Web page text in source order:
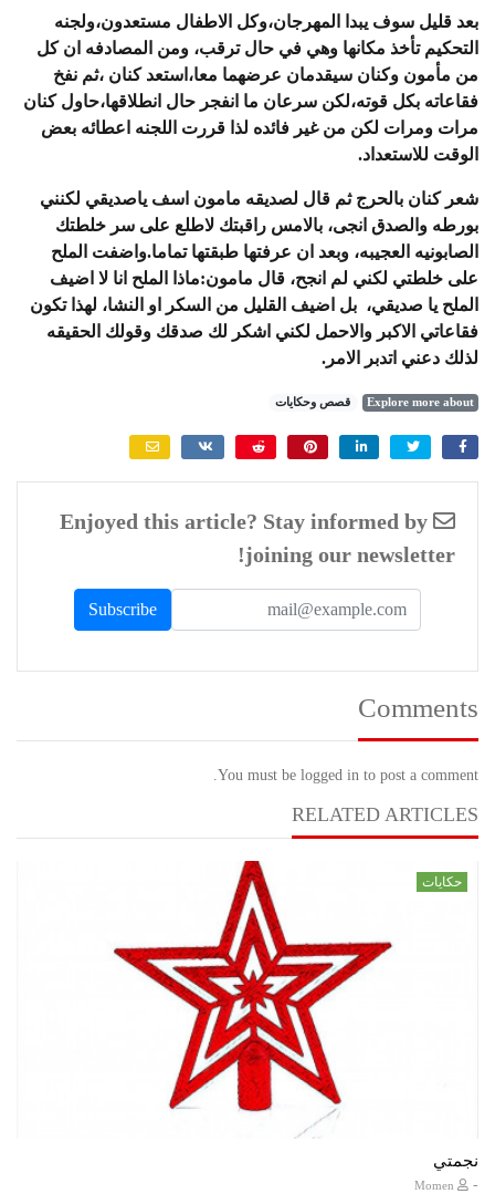
بعد قليل سوف يبدا المهرجان،وكل الاطفال مستعدون،ولجنه
التحكيم تأخذ مكانها وهي في حال ترقب، ومن المصادفه ان كل
من مأمون وكنان سيقدمان عرضهما معا،استعد كنان ،ثم نفخ
فقاعاته بكل قوته،لكن سرعان ما انفجر حال انطلاقها،حاول كنان
مرات ومرات لكن من غير فائده لذا قررت اللجنه اعطائه بعض
الوقت للاستعداد.
شعر كنان بالحرج ثم قال لصديقه مامون اسف ياصديقي لكنني
بورطه والصدق انجى، بالامس راقبتك لاطلع على سر خلطتك
الصابونيه العجيبه، وبعد ان عرفتها طبقتها تماما.واضفت الملح
على خلطتي لكني لم انجح، قال مامون:ماذا الملح انا لا اضيف
الملح يا صديقي، بل اضيف القليل من السكر او النشا، لهذا تكون
فقاعاتي الاكبر والاحمل لكني اشكر لك صدقك وقولك الحقيقه
لذلك دعني اتدبر الامر.
Explore more about قصص وحكايات
Enjoyed this article? Stay informed by
joining our newsletter!
Comments
You must be logged in to post a comment.
RELATED ARTICLES
حكايات
نجمتي
-